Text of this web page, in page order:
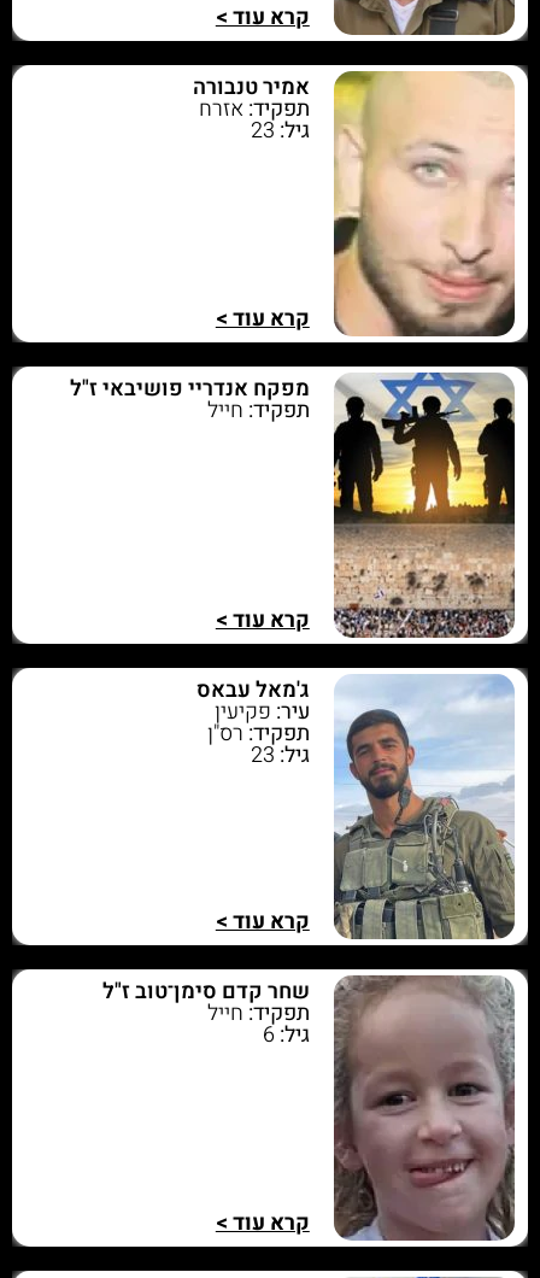
קרא עוד >
אמיר טנבורה
תפקיד: אזרח
גיל:23
קרא עוד >
מפקח אנדריי פושיבאי ז"ל
תפקיד: חייל
קרא עוד >
ג'מאל עבאס
עיר: פקיעין
תפקיד:רס"ן
גיל:23
קרא עוד >
שחר קדם סימן־טוב ז"ל
תפקיד: חייל
גיל:6
קרא עוד >